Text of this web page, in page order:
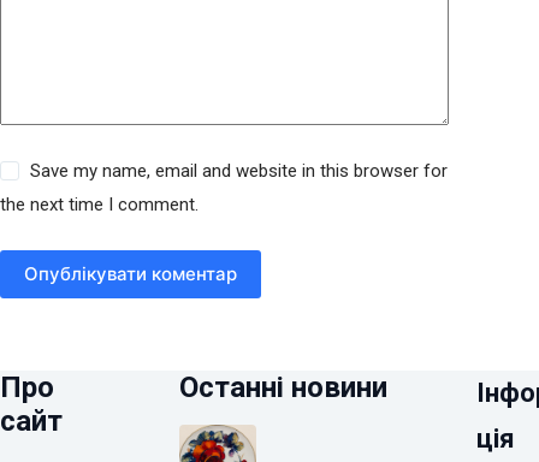
Save my name, email and website in this browser for
the next time I comment.
Опублікувати коментар
Про
сайт
Останні новини
ція